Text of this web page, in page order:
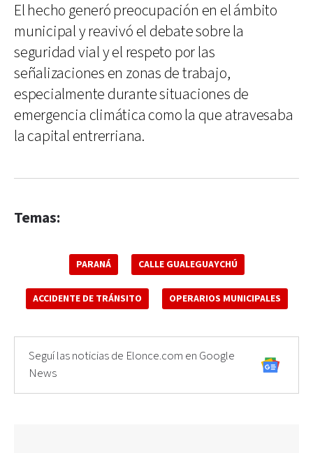
El hecho generó preocupación en el ámbito
municipal y reavivó el debate sobre la
seguridad vial y el respeto por las
señalizaciones en zonas de trabajo,
especialmente durante situaciones de
emergencia climática como la que atravesaba
la capital entrerriana.
Temas:
PARANÁ CALLE GUALEGUAYCHÚ
ACCIDENTE DE TRÁNSITO OPERARIOS MUNICIPALES
Seguí las noticias de Elonce.com en Google
News